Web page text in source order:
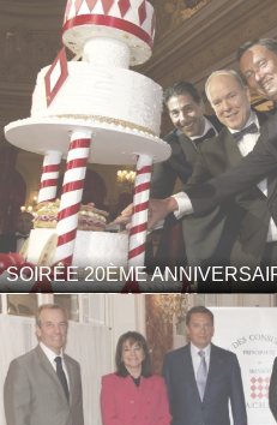
SOIRÉE 20ÈME